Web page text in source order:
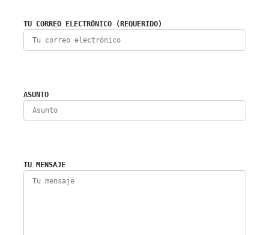
TU CORREO ELECTRÓNICO (REQUERIDO)
ASUNTO
TU MENSAJE